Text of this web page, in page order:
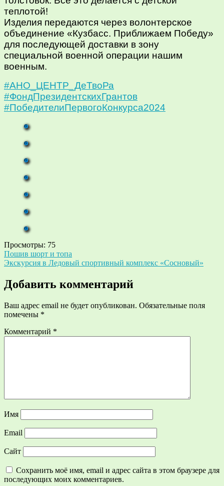
теплотой!
Изделия передаются через волонтерское
объединение «Кузбасс. Приближаем Победу»
для последующей доставки в зону
специальной военной операции нашим
военным.
#АНО_ЦЕНТР_ДеТвоРа
#ФондПрезидентскихГрантов
#ПобедителиПервогоКонкурса2024
Просмотры: 75
Навигация
по
записям
Пошив шорт и топа
Экскурсия в Ледовый спортивный комплекс «Сосновый»
Добавить комментарий
Ваш адрес email не будет опубликован. Обязательные поля
помечены *
Комментарий *
Имя
Email
Сайт
Сохранить моё имя, email и адрес сайта в этом браузере для
последующих моих комментариев.